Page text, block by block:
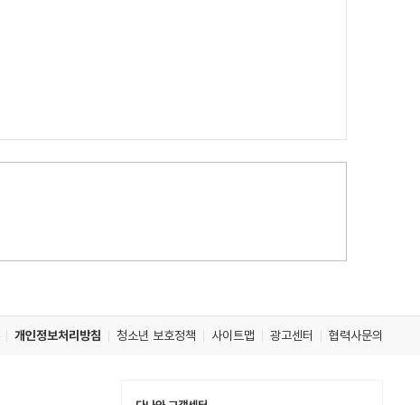
개인정보처리방침 청소년 보호정책 사이트맵 광고센터 협력사문의